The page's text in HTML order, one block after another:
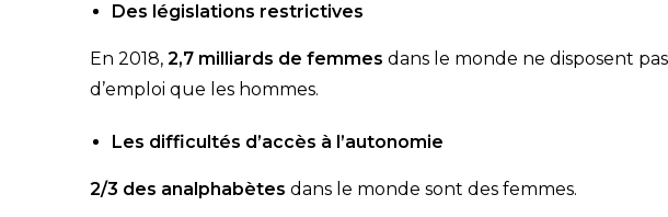
Des législations restrictives
En 2018, 2,7 milliards de femmes dans le monde ne disposent
d’emploi que les hommes.
Les difficultés d’accès à l’autonomie
2/3 des analphabètes dans le monde sont des femmes.